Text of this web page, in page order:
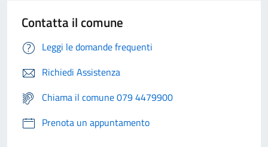
Contatta il comune
Leggi le domande frequenti
Richiedi Assistenza
Chiama il comune 079 4479900
Prenota un appuntamento